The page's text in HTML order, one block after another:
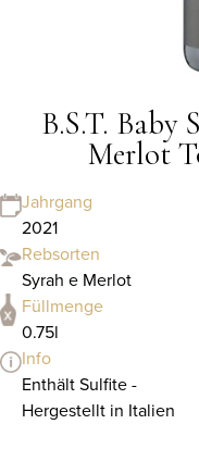
B.S.T. Baby
Merlot
Jahrgang
2021
Rebsorten
Syrah e Merlot
Füllmenge
0.75l
Info
Enthält Sulfite -
Hergestellt in Italien